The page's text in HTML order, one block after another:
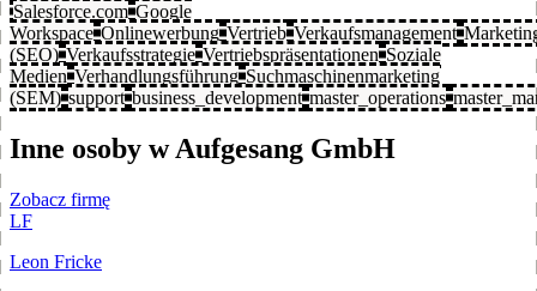
Salesforce.com Google
Workspace Onlinewerbung Vertrieb Verkaufsmanagement
(SEO) Verkaufsstrategie Vertriebspräsentationen Soziale
Medien Verhandlungsführung Suchmaschinenmarketing
(SEM) support business_development master_operations
Inne osoby w Aufgesang GmbH
Zobacz firmę
LF
Leon Fricke